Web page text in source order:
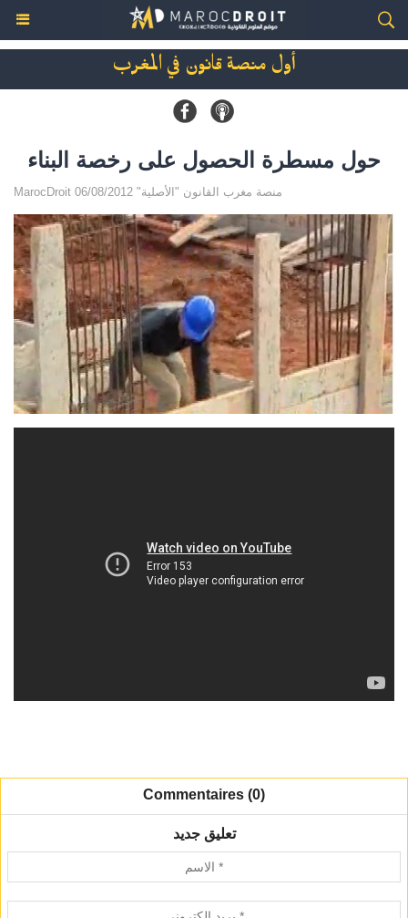
أول منصة قانون في المغرب
حول مسطرة الحصول على رخصة البناء
MarocDroit منصة مغرب القانون "الأصلية" 06/08/2012
Commentaires (0)
تعليق جديد